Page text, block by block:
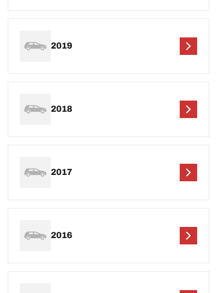
2019
2018
2017
2016